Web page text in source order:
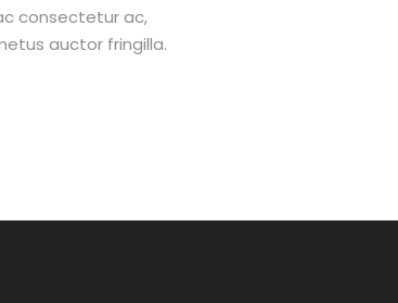
consectetur ac,
auctor fringilla.